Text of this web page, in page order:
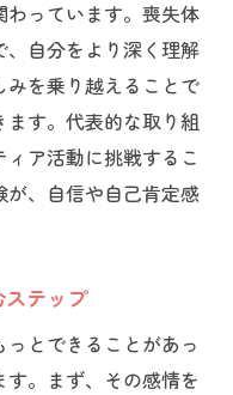
っています。喪失体
自分をより深く理解
を乗り越えることで
す。代表的な取り組
ア活動に挑戦するこ
が、自信や自己肯定感
テップ
とできることがあっ
。まず、その感情を